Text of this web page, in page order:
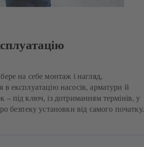
на себе монтаж і нагляд,
в експлуатацію насосів, арматури й
– під ключ, із дотриманням термінів, у
безпеку установки від самого початку.